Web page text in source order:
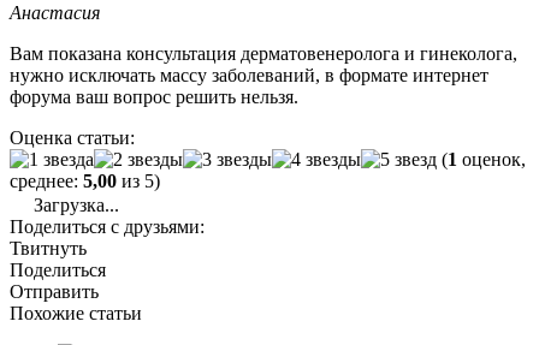
Анастасия
Вам показана консультация дерматовенеролога и гинеколога,
нужно исключать массу заболеваний, в формате интернет
форума ваш вопрос решить нельзя.
Оценка статьи:
(1 оценок,
среднее: 5,00 из 5)
Загрузка...
Поделиться с друзьями:
Твитнуть
Поделиться
Отправить
Похожие статьи